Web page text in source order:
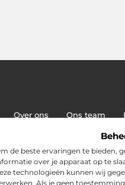
de beste ervaringen te bieden,
over je apparaat op te
technologieën kunnen wij
Als je geen
Over ons Ons team
backlinks: de sleutel tot